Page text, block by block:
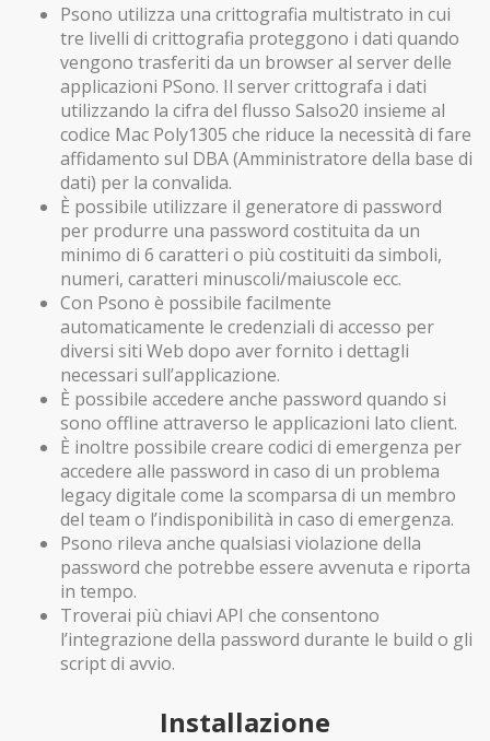
Psono utilizza una crittografia multistrato in cui
tre livelli di crittografia proteggono i dati quando
vengono trasferiti da un browser al server delle
applicazioni PSono. Il server crittografa i dati
utilizzando la cifra del flusso Salso20 insieme al
codice Mac Poly1305 che riduce la necessità di fare
affidamento sul DBA (Amministratore della base di
dati) per la convalida.
È possibile utilizzare il generatore di password
per produrre una password costituita da un
minimo di 6 caratteri o più costituiti da simboli,
numeri, caratteri minuscoli/maiuscole ecc.
Con Psono è possibile facilmente
automaticamente le credenziali di accesso per
diversi siti Web dopo aver fornito i dettagli
necessari sull’applicazione.
È possibile accedere anche password quando si
sono offline attraverso le applicazioni lato client.
È inoltre possibile creare codici di emergenza per
accedere alle password in caso di un problema
legacy digitale come la scomparsa di un membro
del team o l’indisponibilità in caso di emergenza.
Psono rileva anche qualsiasi violazione della
password che potrebbe essere avvenuta e riporta
in tempo.
Troverai più chiavi API che consentono
l’integrazione della password durante le build o gli
script di avvio.
Installazione